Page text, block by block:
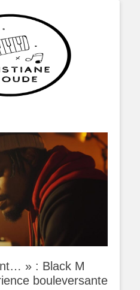
Christianescoude
» : Black M
bouleversante